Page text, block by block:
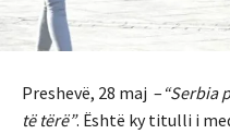
Preshevë, 28 maj – “Serbia
të tërë”. Është ky titulli i